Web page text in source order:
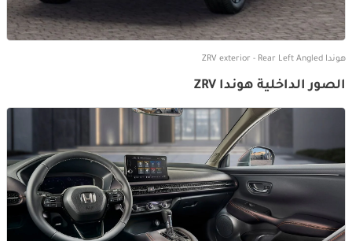
هوندا ZRV exterior - Rear Left Angled
الصور الداخلية هوندا ZRV